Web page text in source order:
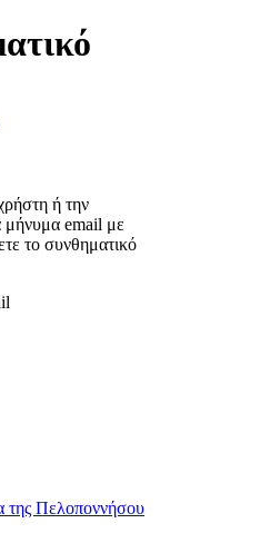
ή την
μήνυμα email με
το συνθηματικό
της Πελοποννήσου